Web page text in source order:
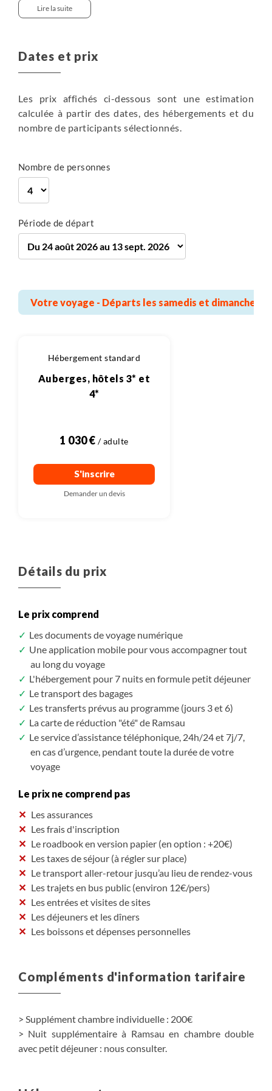
1060 m
15 km
Randonnée
Plus de détails
Le sentier vous mène jusqu’au village de Gosau, où
Plus de détails
au long de votre voyage.
Lire la suite
Dates et prix
Les prix affichés ci-dessous sont une estimation
calculée à partir des dates, des hébergements et du
nombre de participants sélectionnés.
Nombre de personnes
Période de départ
Votre voyage - Départs les samedis et dimanches
Hébergement standard
Auberges, hôtels 3* et
4*
1 030 €
S'inscrire
Demander un devis
Détails du prix
Le prix comprend
Les documents de voyage numérique
Une application mobile pour vous accompagner tout
au long du voyage
L'hébergement pour 7 nuits en formule petit déjeuner
Le transport des bagages
Les transferts prévus au programme (jours 3 et 6)
La carte de réduction "été" de Ramsau
Le service d’assistance téléphonique, 24h/24 et 7j/7,
en cas d’urgence, pendant toute la durée de votre
voyage
Le prix ne comprend pas
Les assurances
Les frais d'inscription
Le roadbook en version papier (en option : +20€)
Les taxes de séjour (à régler sur place)
Le transport aller-retour jusqu’au lieu de rendez-vous
Les trajets en bus public (environ 12€/pers)
Les entrées et visites de sites
Les déjeuners et les dîners
Les boissons et dépenses personnelles
Compléments d'information tarifaire
> Supplément chambre individuelle : 200€
> Nuit supplémentaire à Ramsau en chambre double
avec petit déjeuner : nous consulter.